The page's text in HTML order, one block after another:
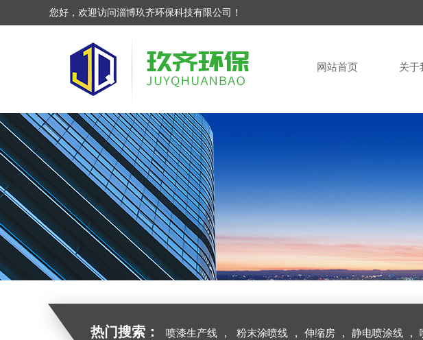
您好，欢迎访问淄博玖齐环保科技有限公司！
网站首页 关于
热门搜索： 喷漆生产线 , 粉末涂喷线 , 伸缩房 , 静电喷涂线 ,